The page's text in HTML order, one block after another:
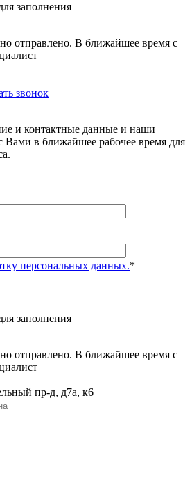
заполнения
отправлено. В ближайшее время с
звонок
и контактные данные и наши
Вами в ближайшее рабочее время для
персональных данных.*
заполнения
отправлено. В ближайшее время с
пр-д, д7а, к6